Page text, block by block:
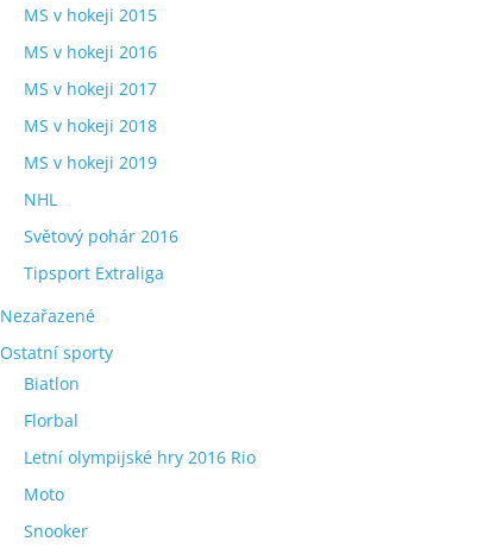
MS v hokeji 2015
MS v hokeji 2016
MS v hokeji 2017
MS v hokeji 2018
MS v hokeji 2019
NHL
Světový pohár 2016
Tipsport Extraliga
Nezařazené
Ostatní sporty
Biatlon
Florbal
Letní olympijské hry 2016 Rio
Moto
Snooker